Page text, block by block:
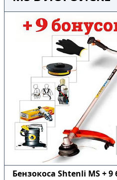
Бензокоса Shtenli MS +